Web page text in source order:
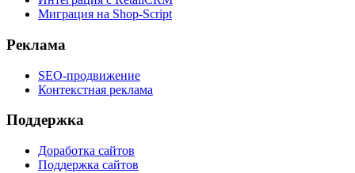
Миграция на Shop-Script
Реклама
SEO-продвижение
Контекстная реклама
Поддержка
Доработка сайтов
Поддержка сайтов